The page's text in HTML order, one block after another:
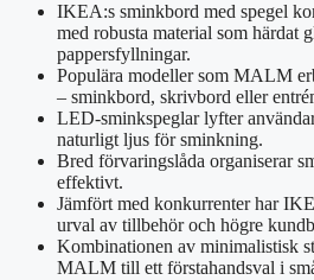
IKEA:s sminkbord med spegel
med robusta material som härdat
pappersfyllningar.
Populära modeller som MALM
– sminkbord, skrivbord eller
LED-sminkspeglar lyfter
naturligt ljus för sminkning.
Bred förvaringslåda organiserar
effektivt.
Jämfört med konkurrenter har
urval av tillbehör och högre
Kombinationen av minimalistisk
MALM till ett förstahandsval i